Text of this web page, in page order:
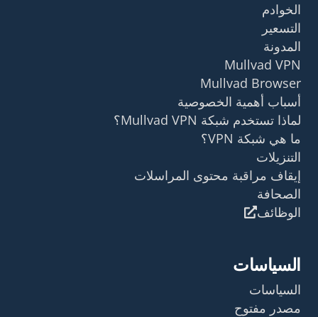
الخوادم
التسعير
المدونة
Mullvad VPN
Mullvad Browser
أسباب أهمية الخصوصية
لماذا تستخدم شبكة Mullvad VPN؟
ما هي شبكة VPN؟
التنزيلات
إيقاف مراقبة محتوى المراسلات
الصحافة
الوظائف
السياسات
السياسات
مصدر مفتوح